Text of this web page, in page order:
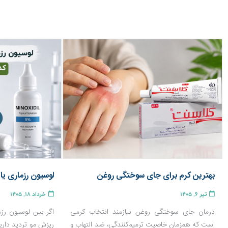
بهترین کرم برای جای سوختگی روغن
تیر 6, 1405
درمان جای سوختگی روغن نیازمند انتخاب کرمی
است که همزمان خاصیت ترمیم‌کنندگی، ضد التهاب و
خرداد 18, 1405
اگر بین لوسیون
ریزش مو تردید